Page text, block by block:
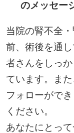
のメッセー
当院の腎不全
前、術後を通
者さんをしっ
ています。ま
フォローがで
ください。
あなたにとっ